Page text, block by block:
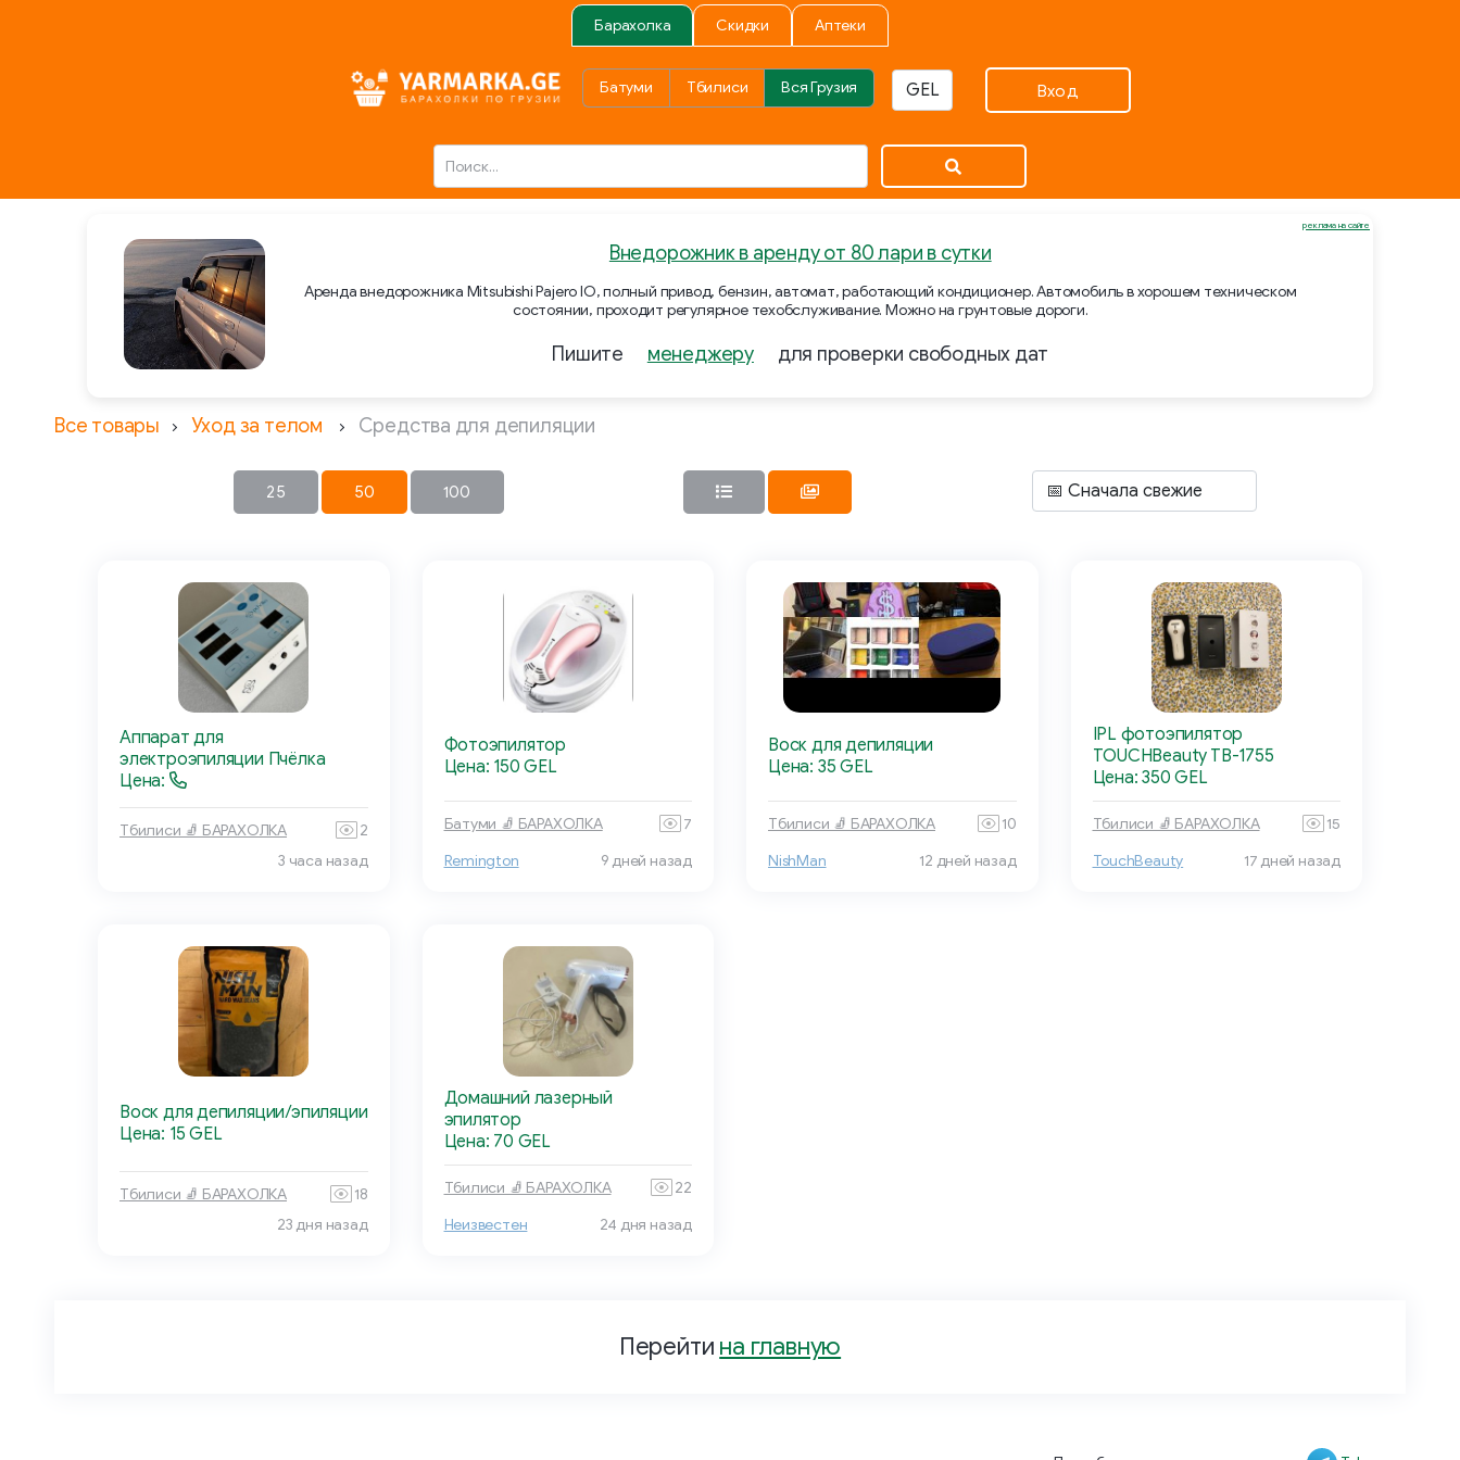
Барахолка Скидки Аптеки
Батуми Тбилиси Вся Грузия Вход
Внедорожник в аренду от 80 лари в сутки
Аренда внедорожника Mitsubishi Pajero IO, полный привод, бензин, автомат, работающий кондиционер. Автомобиль в хорошем техническом
состоянии, проходит регулярное техобслуживание. Можно на грунтовые дороги.
Пишите менеджеру для проверки свободных дат
реклама на сайте
Все товары Уход за телом Средства для депиляции
25 50 100
Аппарат для
электроэпиляции Пчёлка
Цена:
Тбилиси 🧦 БАРАХОЛКА
2
3 часа назад
Фотоэпилятор
Цена: 150 GEL
Батуми 🧦 БАРАХОЛКА 7
Remington 9 дней назад
Воск для депиляции
Цена: 35 GEL
Тбилиси 🧦 БАРАХОЛКА 10
NishMan 12 дней назад
IPL фотоэпилятор
TOUCHBeauty TB-1755
Цена: 350 GEL
Тбилиси 🧦 БАРАХОЛКА 15
TouchBeauty 17 дней назад
Воск для депиляции/эпиляции
Цена: 15 GEL
Тбилиси 🧦 БАРАХОЛКА
18
23 дня назад
Домашний лазерный
эпилятор
Цена: 70 GEL
Тбилиси 🧦 БАРАХОЛКА 22
Неизвестен 24 дня назад
Перейти на главную